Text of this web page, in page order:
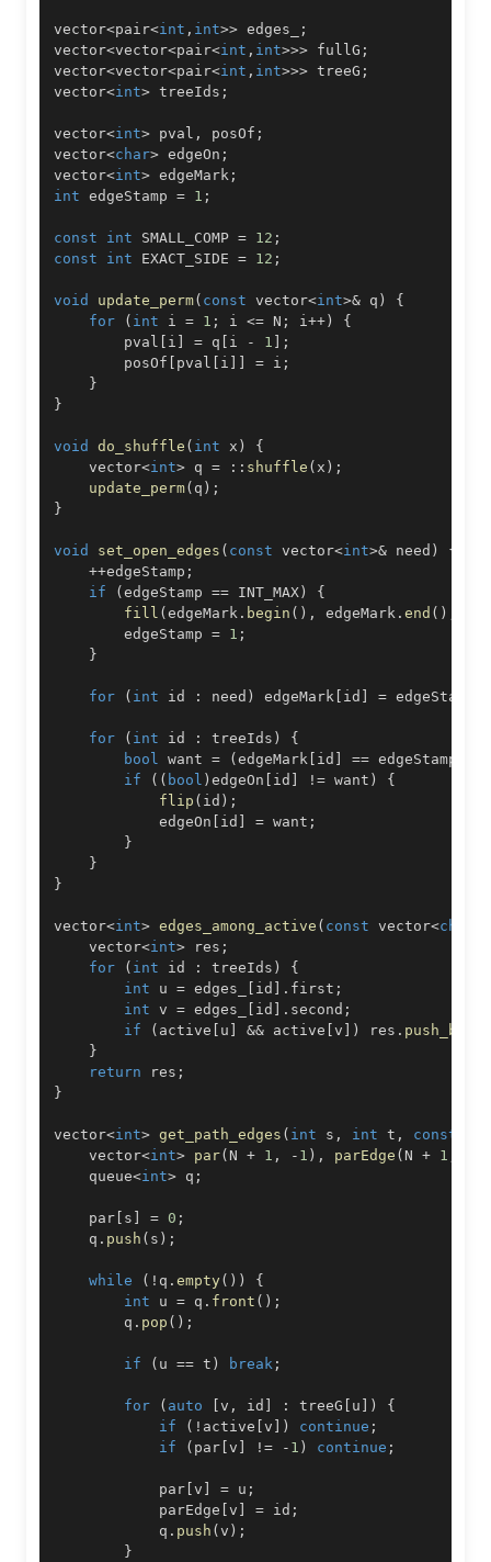
vector<pair<int , int>> edges_
;
vector<vector<pair<int , int>>> fullG ;
vector<vector<pair<int , int>>> treeG ;
vector<int> treeIds ;
vector<int> pval , posOf ;
vector<char> edgeOn ;
vector<int> edgeMark ;
int edgeStamp = 1 ;
const int SMALL_COMP = 12 ;
const
int EXACT_SIDE = 12 ;
void update_perm( const vector<int>& q )
{
for
( int i = 1 ; i <= N ; i ++)
{
        pval
[ i ] = q [ i - 1 ] ;
        posOf
[ pval [ i ] ] = i ;
}
}
void do_shuffle ( int x )
{
    vector
<int> q = :: shuffle ( x ) ;
update_perm( q ) ;
}
void set_open_edges ( const vector<int>& need )
{
++edgeStamp ;
if
(edgeStamp == INT_MAX)
{
fill (edgeMark . begin ( ) , edgeMark . end ( )
        edgeStamp
= 1 ;
}
for ( int id : need ) edgeMark [ id ] = edgeStamp
for ( int id : treeIds )
{
bool
want = (edgeMark [ id ] == edgeStamp
if
( ( bool ) edgeOn [ id ] != want )
{
flip ( id ) ;
            edgeOn
[ id ] = want ;
}
}
}
vector<int> edges_among_active ( const vector<char
    vector
<int> res ;
for
( int id : treeIds )
{
int u = edges_ [ id ] . first ;
int v = edges_ [ id ] . second ;
if
( active [ u ] && active [v ] ) res . push_back
}
return res ;
}
vector<int> get_path_edges ( int s , int t , const
    vector
<int> par( N + 1 , - 1 ) , parEdge ( N + 1
    queue
<int> q ;
    par
[ s ] = 0 ;
    q
. push ( s ) ;
while ( ! q . empty( ) )
{
int u = q . front ( ) ;
        q
. pop ( ) ;
if ( u == t ) break ;
for ( auto [v , id ] : treeG [ u ] )
{
if
( ! active [v ] ) continue ;
if
( par [v ] != - 1 ) continue ;
            par
[v ] = u ;
            parEdge
[v ] = id ;
            q
. push (v ) ;
}